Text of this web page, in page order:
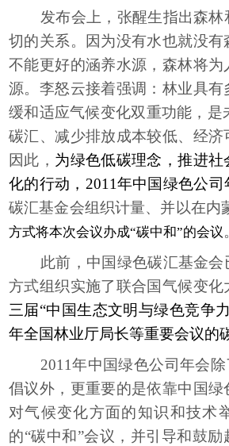
发布会上，张醒生指出森
切的关系。因为没有水也就没
不能更好的涵养水源，森林将为
源。李怒云接着强调：林业具有
缓和适应气候变化双重功能，是
碳汇、减少排放成本较低、经济
因此， 为绿色低碳理念，推进
化的行动，2011年中国绿色公司
碳汇基金会组织计量、并以在内
方式将本次会议办成“碳中和”的会议
此前，中国绿色碳汇基金
方式组织实施了联合国气候变化
三届“中国生态文明与绿色竞争
年全国林业厅局长等重要会议的
2011年中国绿色公司年会除
倡议外，更重要的是依靠中国绿
对气候变化方面的知识和技术
的“碳中和”会议，并引导和鼓